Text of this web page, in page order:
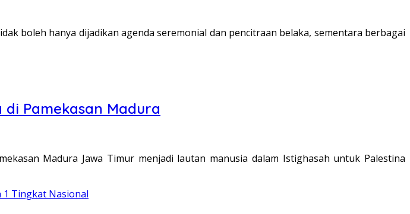
boleh hanya dijadikan agenda seremonial dan pencitraan belaka, sementara berbagai
di Pamekasan Madura
Madura Jawa Timur menjadi lautan manusia dalam Istighasah untuk Palestina